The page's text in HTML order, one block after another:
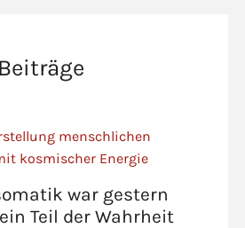
war gestern
Teil der Wahrheit